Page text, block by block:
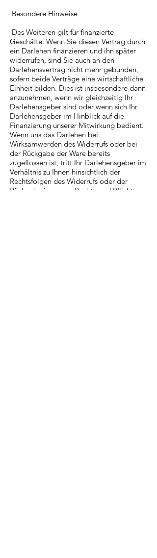
Besondere Hinweise
Des Weiteren gilt für finanzierte
Geschäfte: Wenn Sie diesen Vertrag durch
ein Darlehen finanzieren und ihn später
widerrufen, sind Sie auch an den
Darlehensvertrag nicht mehr gebunden,
sofern beide Verträge eine wirtschaftliche
Einheit bilden. Dies ist insbesondere dann
anzunehmen, wenn wir gleichzeitig Ihr
Darlehensgeber sind oder wenn sich Ihr
Darlehensgeber im Hinblick auf die
Finanzierung unserer Mitwirkung bedient.
Wenn uns das Darlehen bei
Wirksamwerden des Widerrufs oder bei
der Rückgabe der Ware bereits
zugeflossen ist, tritt Ihr Darlehensgeber im
Verhältnis zu Ihnen hinsichtlich der
Rechtsfolgen des Widerrufs oder der
Rückgabe in unsere Rechte und Pflichten